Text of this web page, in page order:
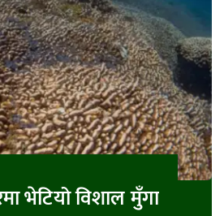
भेटियो विशाल मुँगा